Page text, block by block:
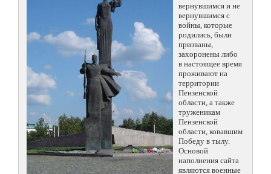
вернувшимся и не
вернувшимся с
войны, которые
родились, были
призваны,
захоронены либо
в настоящее время
проживают на
территории
Пензенской
области, а также
труженикам
Пензенской
области, ковавшим
Победу в тылу.
Основой
наполнения сайта
являются военные